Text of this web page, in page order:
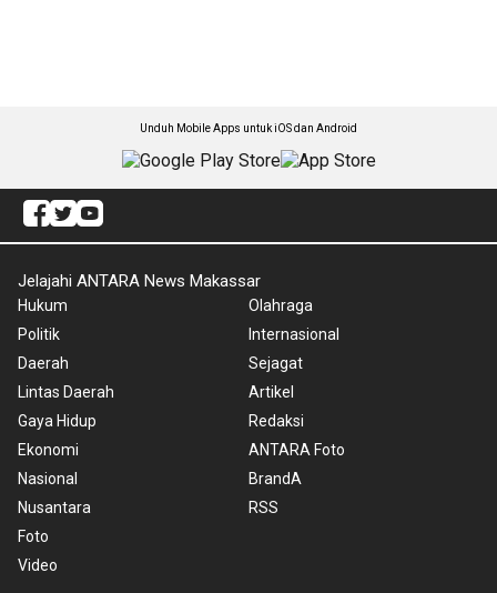
Unduh Mobile Apps untuk iOS dan Android
Jelajahi ANTARA News Makassar
Hukum
Politik
Daerah
Lintas Daerah
Gaya Hidup
Ekonomi
Nasional
Nusantara
Foto
Video
Olahraga
Internasional
Sejagat
Artikel
Redaksi
ANTARA Foto
BrandA
RSS